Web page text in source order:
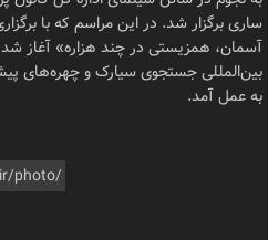
ساری برگزار شد. در این مراسم که با
آسمان، همزیستی در چند هزاره» آغاز
بین‌المللی جستجوی سیارک و چهره‌های
به عمل آمد.